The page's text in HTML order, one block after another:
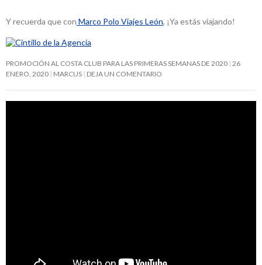
Y recuerda que con Marco Polo Viajes León, ¡Ya estás viajando!
PROMOCIÓN AL COSTA CLUB PARA LAS PRIMERAS SEMANAS DE 2020 26
ENERO, 2020 MARCUS DEJA UN COMENTARIO